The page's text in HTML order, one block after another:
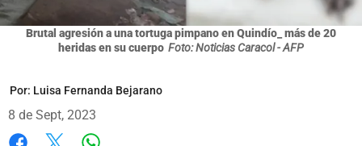
Brutal agresión a una tortuga pimpano en Quindío_ más de 20
heridas en su cuerpo Foto: Noticias Caracol - AFP
Por: Luisa Fernanda Bejarano
8 de Sept, 2023